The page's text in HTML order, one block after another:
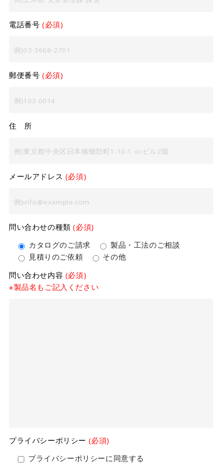
電話番号 (必須)
郵便番号 (必須)
住 所
メールアドレス (必須)
問い合わせの種類(必須)
カタログのご請求
製品・工法のご相談
見積りのご依頼
その他
問い合わせ内容 (必須)
※製品名もご記入ください
プライバシーポリシー (必須)
プライバシーポリシーに同意する